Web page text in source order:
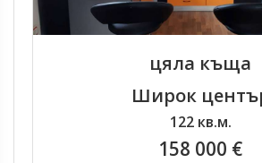
цяла къща
Широк
122 кв.м.
158 000 €